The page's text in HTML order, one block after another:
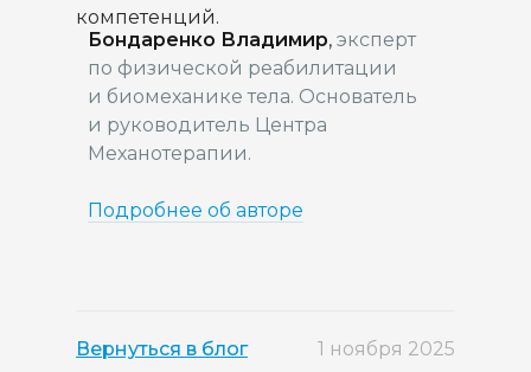
компетенций.
Бондаренко Владимир, эксперт
по физической реабилитации
и биомеханике тела. Основатель
и руководитель Центра
Механотерапии.
Подробнее об авторе
Вернуться в блог 1 ноября 2025